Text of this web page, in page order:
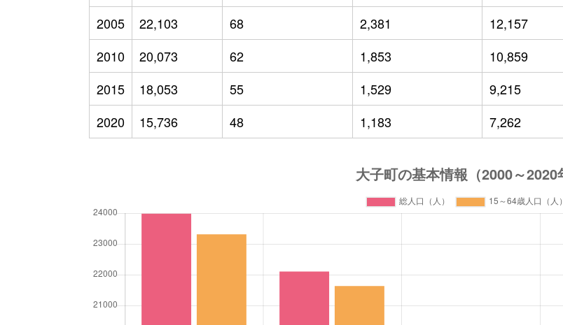
2005
22,103 68 2,381 12,157
2010
20,073 62 1,853 10,859
2015
18,053 55 1,529 9,215
2020
15,736 48 1,183 7,262